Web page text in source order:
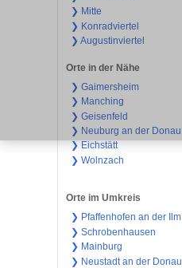
❯ Mitte
❯ Konradviertel
❯ Augustinviertel
Orte in der Nähe
❯ Gaimersheim
❯ Manching
❯ Geisenfeld
❯ Neuburg an der Donau
❯ Eichstätt
❯ Wolnzach
Orte im Umkreis
❯ Pfaffenhofen an der Ilm
❯ Schrobenhausen
❯ Mainburg
❯ Neustadt an der Donau